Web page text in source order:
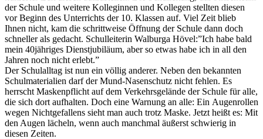
der Schule und weitere Kolleginnen und Kollegen stellten diesen
vor Beginn des Unterrichts der 10. Klassen auf. Viel Zeit blieb
Ihnen nicht, kam die schrittweise Öffnung der Schule dann doch
schneller als gedacht. Schulleiterin Walburga Hövel:”Ich habe bald
mein 40jähriges Dienstjubiläum, aber so etwas habe ich in all den
Jahren noch nicht erlebt.”
Der Schulalltag ist nun ein völlig anderer. Neben den bekannten
Schulmaterialien darf der Mund-Nasenschutz nicht fehlen. Es
herrscht Maskenpflicht auf dem Verkehrsgelände der Schule für alle,
die sich dort aufhalten. Doch eine Warnung an alle: Ein Augenrollen
wegen Nichtgefallens sieht man auch trotz Maske. Jetzt heißt es: Mit
den Augen lächeln, wenn auch manchmal äußerst schwierig in
diesen Zeiten.